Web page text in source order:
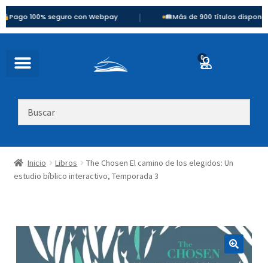
seguro con Webpay | Más de 900 títulos disponibles
0
Inicio Libros
The Chosen El camino de los elegidos: Un
estudio bíblico interactivo, Temporada 3